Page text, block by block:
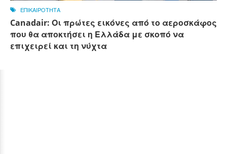
ΕΠΙΚΑΙΡΟΤΗΤΑ
Canadair: Οι πρώτες εικόνες από το αεροσκάφος
που θα αποκτήσει η Ελλάδα με σκοπό να
επιχειρεί και τη νύχτα